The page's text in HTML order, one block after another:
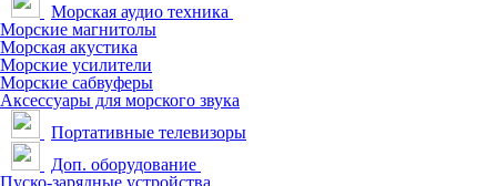
Морская аудио техника
Морские магнитолы
Морская акустика
Морские усилители
Морские сабвуферы
Аксессуары для морского звука
Портативные телевизоры
Доп. оборудование
Пуско-зарядные устройства